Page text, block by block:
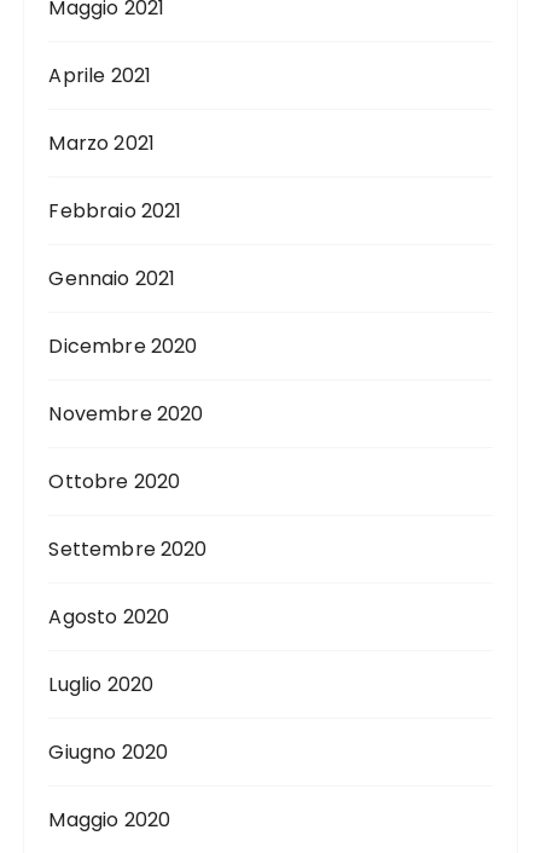
Maggio 2021
Aprile 2021
Marzo 2021
Febbraio 2021
Gennaio 2021
Dicembre 2020
Novembre 2020
Ottobre 2020
Settembre 2020
Agosto 2020
Luglio 2020
Giugno 2020
Maggio 2020